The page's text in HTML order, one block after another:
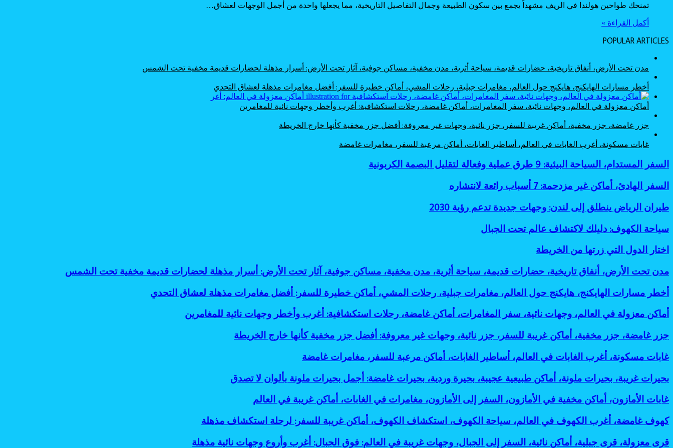
تمنحك طواحين هولندا في الريف مشهداً يجمع بين سكون الطبيعة وجمال التفاصيل التاريخية، مما يجعلها واحدة من أجمل الوجهات لعشاق…
أكمل القراءة »
POPULAR ARTICLES
مدن تحت الأرض، أنفاق تاريخية، حضارات قديمة، سياحة أثرية، مدن مخفية، مساكن جوفية، آثار تحت الأرض: أسرار مذهلة لحضارات قديمة مخفية تحت الشمس
أخطر مسارات الهايكنج، هايكنج حول العالم، مغامرات جبلية، رحلات المشي، أماكن خطيرة للسفر: أفضل مغامرات مذهلة لعشاق التحدي
أماكن معزولة في العالم، وجهات نائية، سفر المغامرات، أماكن غامضة، رحلات استكشافية: أغرب وأخطر وجهات نائية للمغامرين
جزر غامضة، جزر مخفية، أماكن غريبة للسفر، جزر نائية، وجهات غير معروفة: أفضل جزر مخفية كأنها خارج الخريطة
غابات مسكونة، أغرب الغابات في العالم، أساطير الغابات، أماكن مرعبة للسفر، مغامرات غامضة
السفر
المستدام،
السياحة
البيئية:
طرق
وفعالة
البصمة
الكربونية
السفر المستدام، السياحة البيئية: 9 طرق عملية وفعالة لتقليل البصمة الكربونية
السفر
الهادئ،
أماكن
غير
7
رائعة
السفر الهادئ، أماكن غير مزدحمة: 7 أسباب رائعة لانتشاره
طيران
الرياض
ينطلق
إلى
لندن:
وجهات
تدعم
2030
طيران الرياض ينطلق إلى لندن: وجهات جديدة تدعم رؤية 2030
سياحة
الكهوف:
دليلك
لاكتشاف
تحت
الجبال
سياحة الكهوف: دليلك لاكتشاف عالم تحت الجبال
اختار
الدول
زرتها
من
الخريطة
اختار الدول التي زرتها من الخريطة
مدن
تحت
الأرض،
أنفاق
تاريخية،
حضارات
سياحة
مدن
مخفية،
مساكن
جوفية،
آثار
تحت
أسرار
لحضارات
مدن تحت الأرض، أنفاق تاريخية، حضارات قديمة، سياحة أثرية، مدن مخفية، مساكن جوفية، آثار تحت الأرض: أسرار مذهلة لحضارات قديمة مخفية تحت الشمس
أخطر
مسارات
الهايكنج،
هايكنج
العالم،
جبلية،
المشي،
أماكن
خطيرة
للسفر:
أفضل
مغامرات
لعشاق
أخطر مسارات الهايكنج، هايكنج حول العالم، مغامرات جبلية، رحلات المشي، أماكن خطيرة للسفر: أفضل مغامرات مذهلة لعشاق التحدي
أماكن
معزولة
العالم،
وجهات
نائية،
المغامرات،
غامضة،
رحلات
استكشافية:
أغرب
وجهات
أماكن معزولة في العالم، وجهات نائية، سفر المغامرات، أماكن غامضة، رحلات استكشافية: أغرب وأخطر وجهات نائية للمغامرين
جزر
غامضة،
جزر
مخفية،
غريبة
جزر
وجهات
غير
معروفة:
جزر غامضة، جزر مخفية، أماكن غريبة للسفر، جزر نائية، وجهات غير معروفة: أفضل جزر مخفية كأنها خارج الخريطة
غابات
مسكونة،
أغرب
الغابات
في
العالم،
الغابات،
مرعبة
غابات مسكونة، أغرب الغابات في العالم، أساطير الغابات، أماكن مرعبة للسفر، مغامرات غامضة
بحيرات
غريبة،
بحيرات
ملونة،
أماكن
طبيعية
بحيرة
بحيرات غريبة، بحيرات ملونة، أماكن طبيعية عجيبة، بحيرة وردية، بحيرات غامضة: أجمل بحيرات ملونة بألوان لا تصدق
غابات
الأمازون،
أماكن
مخفية
الأمازون،
غابات الأمازون، أماكن مخفية في الأمازون، السفر إلى الأمازون، مغامرات في الغابات، أماكن غريبة في العالم
كهوف
غامضة،
أغرب
كهوف غامضة، أغرب الكهوف في العالم، سياحة الكهوف، استكشاف الكهوف، أماكن غريبة للسفر: لرحلة استكشاف مذهلة
قرى
قرى معزولة، قرى جبلية، أماكن نائية، السفر إلى الجبال، وجهات غريبة في العالم: فوق الجبال: أغرب وأروع وجهات نائية مذهلة